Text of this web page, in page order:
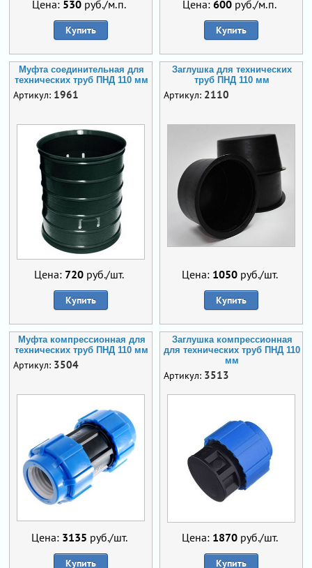
Цена: 530 руб./м.п.
Купить
Цена: 600 руб./м.п.
Купить
Муфта соединительная для
технических труб ПНД 110 мм
Артикул: 1961
Цена: 720 руб./шт.
Купить
Заглушка для технических
труб ПНД 110 мм
Артикул: 2110
Цена: 1050руб./шт.
Купить
Муфта компрессионная для
технических труб ПНД 110 мм
Артикул: 3504
Цена: 3135 руб./шт.
Купить
Заглушка компрессионная
для технических труб ПНД 110
мм
Артикул: 3513
Цена: 1870руб./шт.
Купить